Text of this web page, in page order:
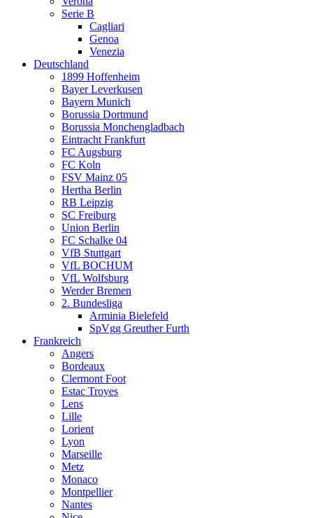
Serie B
Cagliari
Genoa
Venezia
Deutschland
1899 Hoffenheim
Bayer Leverkusen
Bayern Munich
Borussia Dortmund
Borussia Monchengladbach
Eintracht Frankfurt
FC Augsburg
FC Koln
FSV Mainz 05
Hertha Berlin
RB Leipzig
SC Freiburg
Union Berlin
FC Schalke 04
VfB Stuttgart
VfL BOCHUM
VfL Wolfsburg
Werder Bremen
2. Bundesliga
Arminia Bielefeld
SpVgg Greuther Furth
Frankreich
Angers
Bordeaux
Clermont Foot
Estac Troyes
Lens
Lille
Lorient
Lyon
Marseille
Metz
Monaco
Montpellier
Nantes